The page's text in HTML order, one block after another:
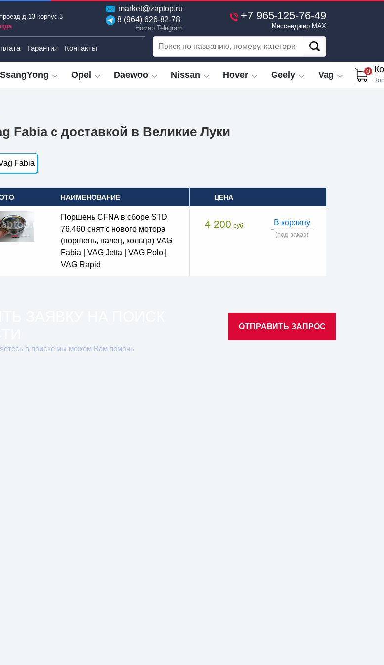
д.13 корпус.3
market@zaptop.ru
8 (964) 626-82-78
Номер Telegram
+7 965-125-76-49
Мессенджер MAX
Гарантия Контакты
SsangYong Opel Daewoo Nissan Hover Geely Vag 0
Fabia с доставкой в Великие Луки
Fabia
НАИМЕНОВАНИЕ ЦЕНА
Поршень CFNA в сборе STD
76.460 снят с нового мотора
(поршень, палец, кольца) VAG
Fabia | VAG Jetta | VAG Polo |
VAG Rapid
4 200 руб В корзину
(под заказ)
в поиске мы можем Вам помочь
ОТПРАВИТЬ ЗАПРОС